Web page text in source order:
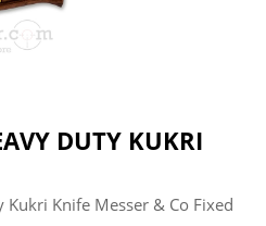
DUTY KUKRI
Kukri Knife Messer & Co Fixed